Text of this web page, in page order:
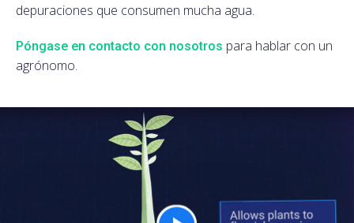
depuraciones que consumen mucha agua.
Póngase en contacto con nosotros para hablar con un
agrónomo.